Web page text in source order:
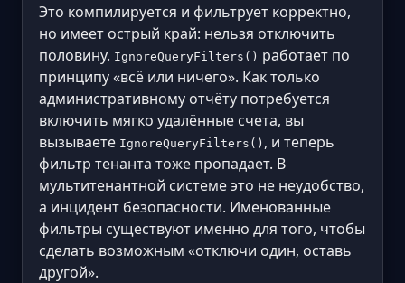
Это компилируется и фильтрует корректно,
но имеет острый край: нельзя отключить
половину. IgnoreQueryFilters() работает по
принципу «всё или ничего». Как только
административному отчёту потребуется
включить мягко удалённые счета, вы
вызываете IgnoreQueryFilters() , и теперь
фильтр тенанта тоже пропадает. В
мультитенантной системе это не неудобство,
а инцидент безопасности. Именованные
фильтры существуют именно для того, чтобы
сделать возможным «отключи один, оставь
другой».